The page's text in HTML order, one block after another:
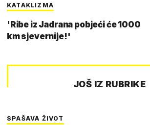
KATAKLIZMA
'Ribe iz Jadrana pobjeći će 1000
km sjevernije!'
JOŠ IZ RUBRIKE
SPAŠAVA ŽIVOT